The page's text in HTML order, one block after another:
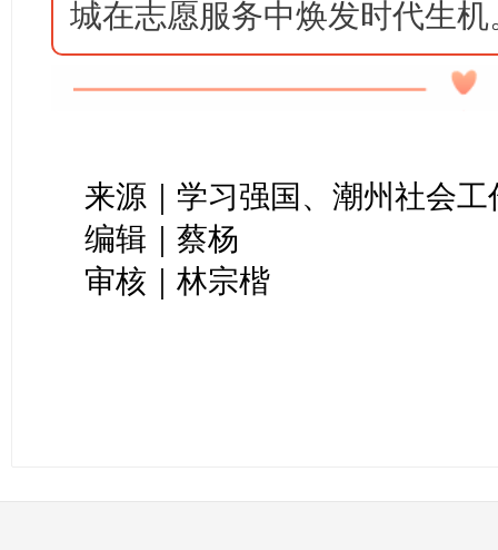
城在志愿服务中焕发时代生机
来源｜学习强国、潮州社会
编辑｜蔡杨
审核｜林宗楷